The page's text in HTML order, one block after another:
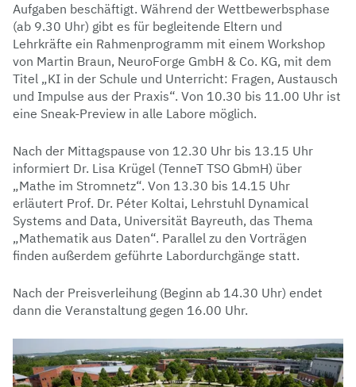
Aufgaben beschäftigt. Während der Wettbewerbsphase
(ab 9.30 Uhr) gibt es für begleitende Eltern und
Lehrkräfte ein Rahmenprogramm mit einem Workshop
von Martin Braun, NeuroForge GmbH & Co. KG, mit dem
Titel „KI in der Schule und Unterricht: Fragen, Austausch
und Impulse aus der Praxis“. Von 10.30 bis 11.00 Uhr ist
eine Sneak-Preview in alle Labore möglich.
Nach der Mittagspause von 12.30 Uhr bis 13.15 Uhr
informiert Dr. Lisa Krügel (TenneT TSO GbmH) über
„Mathe im Stromnetz“. Von 13.30 bis 14.15 Uhr
erläutert Prof. Dr. Péter Koltai, Lehrstuhl Dynamical
Systems and Data, Universität Bayreuth, das Thema
„Mathematik aus Daten“. Parallel zu den Vorträgen
finden außerdem geführte Labordurchgänge statt.
Nach der Preisverleihung (Beginn ab 14.30 Uhr) endet
dann die Veranstaltung gegen 16.00 Uhr.